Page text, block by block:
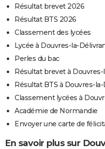
Résultat brevet 2026
Résultat BTS 2026
Classement des lycées
Lycée à Douvres-la-
Perles du bac
Résultat brevet à
Résultat BTS à Douvres-
Classement lycées à
Académie de Normandie
Envoyer une carte de
En savoir plus sur